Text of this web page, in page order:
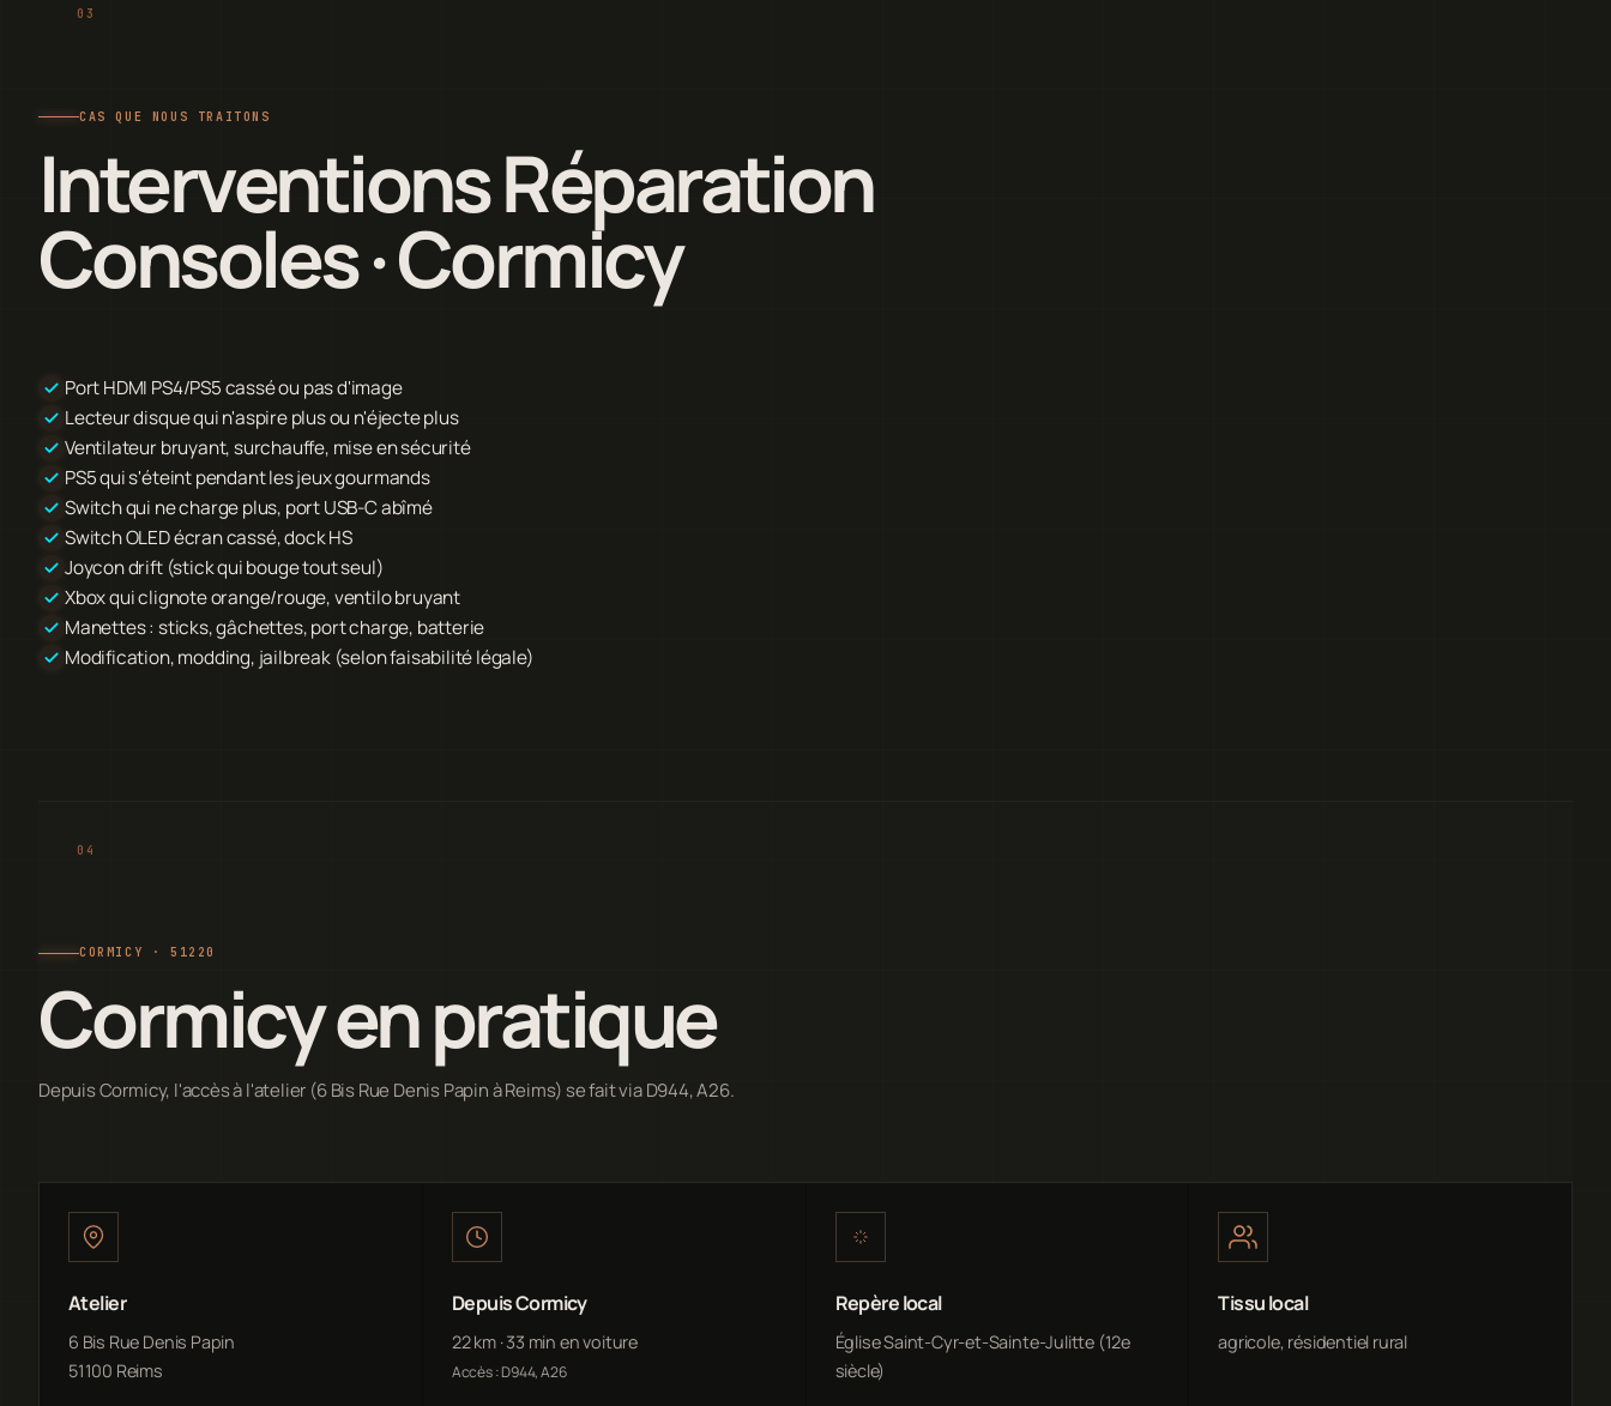
CAS QUE NOUS TRAITONS
Interventions Réparation
Consoles · Cormicy
Port HDMI PS4/PS5 cassé ou pas d'image
Lecteur disque qui n'aspire plus ou n'éjecte plus
Ventilateur bruyant, surchauffe, mise en sécurité
PS5 qui s'éteint pendant les jeux gourmands
Switch qui ne charge plus, port USB-C abîmé
Switch OLED écran cassé, dock HS
Joycon drift (stick qui bouge tout seul)
Xbox qui clignote orange/rouge, ventilo bruyant
Manettes : sticks, gâchettes, port charge, batterie
Modification, modding, jailbreak (selon faisabilité légale)
CORMICY · 51220
Cormicy en pratique
Depuis Cormicy, l'accès à l'atelier (6 Bis Rue Denis Papin à Reims) se fait via D944, A26.
Atelier
6 Bis Rue Denis Papin
51100 Reims
Depuis Cormicy
22 km · 33 min en voiture
Accès : D944, A26
Repère local
Église Saint-Cyr-et-Sainte-Julitte (12e
siècle)
Tissu local
agricole, résidentiel rural